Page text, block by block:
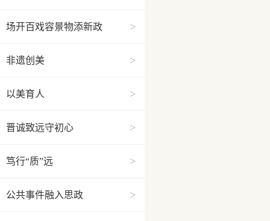
场开百戏容景物添新政 >
非遗创美 >
以美育人 >
晋诚致远守初心 >
笃行“质”远 >
公共事件融入思政 >